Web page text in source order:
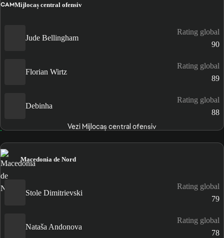
CAMMijlocaș central ofensiv
Jude Bellingham
Rating global
90
Florian Wirtz
Rating global
89
Debinha
Rating global
88
Vezi Mijlocaș central ofensiv
Macedonia de Nord
Stole Dimitrievski
Rating global
79
Nataša Andonova
Rating global
78